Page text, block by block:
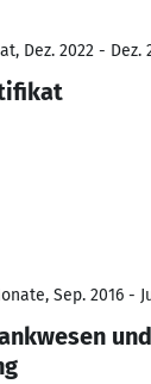
Dez. 2022 - Dez.
Sep. 2016 -
und